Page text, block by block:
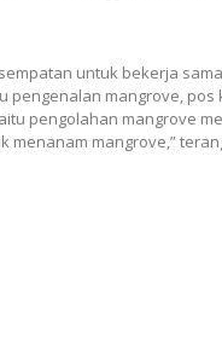
untuk bekerja
pengenalan mangrove,
pengolahan mangrove
menanam mangrove,”